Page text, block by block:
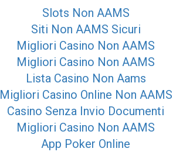
Slots Non AAMS
Siti Non AAMS Sicuri
Migliori Casino Non AAMS
Migliori Casino Non AAMS
Lista Casino Non Aams
Migliori Casino Online Non AAMS
Casino Senza Invio Documenti
Migliori Casino Non AAMS
App Poker Online